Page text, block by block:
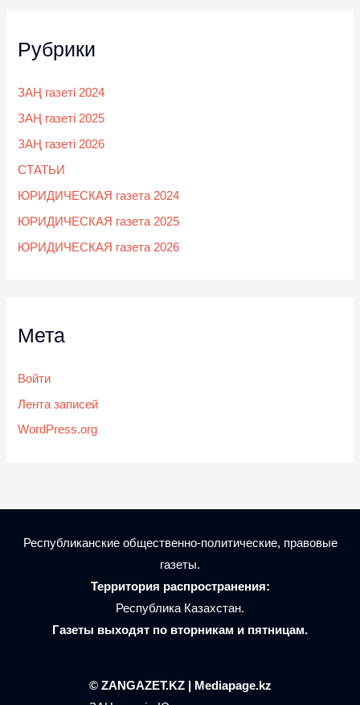
Рубрики
ЗАҢ газеті 2024
ЗАҢ газеті 2025
ЗАҢ газеті 2026
СТАТЬИ
ЮРИДИЧЕСКАЯ газета 2024
ЮРИДИЧЕСКАЯ газета 2025
ЮРИДИЧЕСКАЯ газета 2026
Мета
Войти
Лента записей
WordPress.org
Республиканские общественно-политические, правовые
газеты.
Территория распространения:
Республика Казахстан.
Газеты выходят по вторникам и пятницам.
© ZANGAZET.KZ | Mediapage.kz